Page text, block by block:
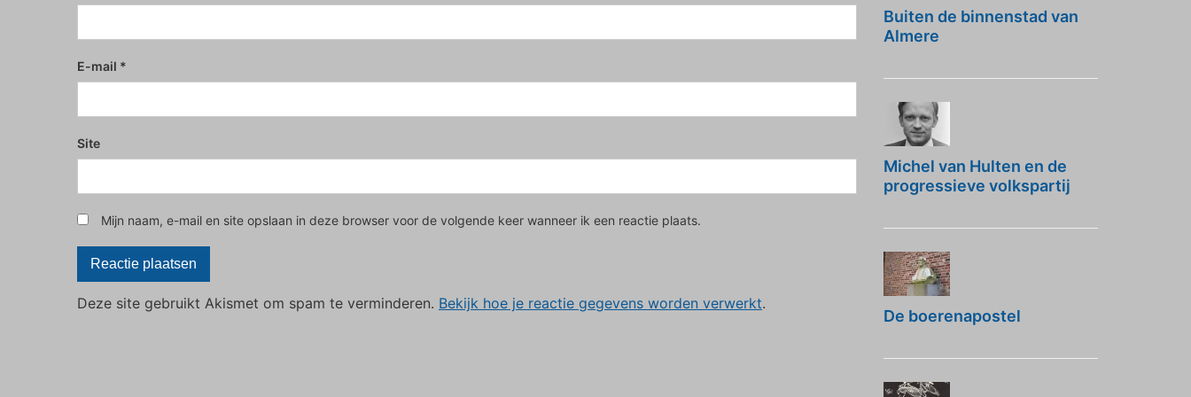
E-mail *
Site
Mijn naam, e-mail en site opslaan in deze browser voor de volgende keer wanneer ik een reactie plaats.
Deze site gebruikt Akismet om spam te verminderen. Bekijk hoe je reactie gegevens worden verwerkt.
Buiten de binnenstad van
Almere
Michel van Hulten en de
progressieve volkspartij
De boerenapostel